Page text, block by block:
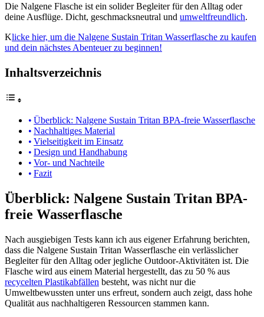
Die Nalgene Flasche ist ein solider Begleiter für den Alltag oder
deine Ausflüge. Dicht, geschmacksneutral und umweltfreundlich.
Klicke hier, um die Nalgene Sustain Tritan Wasserflasche zu kaufen
und dein nächstes Abenteuer zu beginnen!
Inhaltsverzeichnis
Überblick: Nalgene Sustain Tritan BPA-freie Wasserflasche
Nachhaltiges Material
Vielseitigkeit im Einsatz
Design und Handhabung
Vor- und Nachteile
Fazit
Überblick: Nalgene Sustain Tritan BPA-
freie Wasserflasche
Nach ausgiebigen Tests kann ich aus eigener Erfahrung berichten,
dass die Nalgene Sustain Tritan Wasserflasche ein verlässlicher
Begleiter für den Alltag oder jegliche Outdoor-Aktivitäten ist. Die
Flasche wird aus einem Material hergestellt, das zu 50 % aus
recycelten Plastikabfällen besteht, was nicht nur die
Umweltbewussten unter uns erfreut, sondern auch zeigt, dass hohe
Qualität aus nachhaltigeren Ressourcen stammen kann.